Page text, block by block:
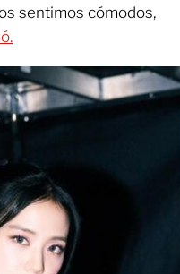
sentimos cómodos,